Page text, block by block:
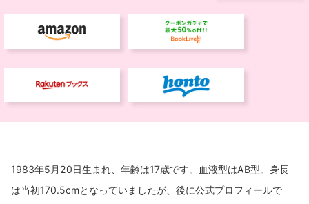
1983年5月20日生まれ、年齢は17歳です。血液型はAB型。身長
は当初170.5cmとなっていましたが、後に公式プロフィールで